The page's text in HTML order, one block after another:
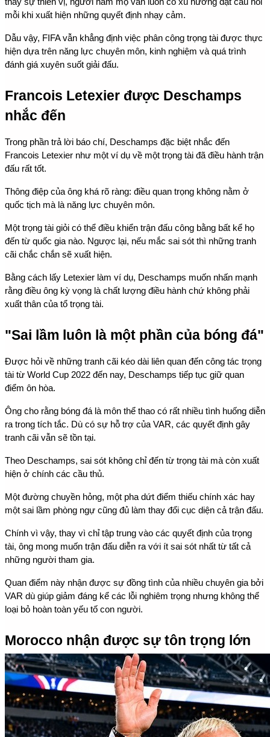
mỗi khi xuất hiện những quyết định nhạy cảm.
Dẫu vậy, FIFA vẫn khẳng định việc phân công trọng tài được thực
hiện dựa trên năng lực chuyên môn, kinh nghiệm và quá trình
đánh giá xuyên suốt giải đấu.
Francois Letexier được Deschamps
nhắc đến
Trong phần trả lời báo chí, Deschamps đặc biệt nhắc đến
Francois Letexier như một ví dụ về một trọng tài đã điều hành trận
đấu rất tốt.
Thông điệp của ông khá rõ ràng: điều quan trọng không nằm ở
quốc tịch mà là năng lực chuyên môn.
Một trọng tài giỏi có thể điều khiển trận đấu công bằng bất kể họ
đến từ quốc gia nào. Ngược lại, nếu mắc sai sót thì những tranh
cãi chắc chắn sẽ xuất hiện.
Bằng cách lấy Letexier làm ví dụ, Deschamps muốn nhấn mạnh
rằng điều ông kỳ vọng là chất lượng điều hành chứ không phải
xuất thân của tổ trọng tài.
"Sai lầm luôn là một phần của bóng đá"
Được hỏi về những tranh cãi kéo dài liên quan đến công tác trọng
tài từ World Cup 2022 đến nay, Deschamps tiếp tục giữ quan
điểm ôn hòa.
Ông cho rằng bóng đá là môn thể thao có rất nhiều tình huống diễn
ra trong tích tắc. Dù có sự hỗ trợ của VAR, các quyết định gây
tranh cãi vẫn sẽ tồn tại.
Theo Deschamps, sai sót không chỉ đến từ trọng tài mà còn xuất
hiện ở chính các cầu thủ.
Một đường chuyền hỏng, một pha dứt điểm thiếu chính xác hay
một sai lầm phòng ngự cũng đủ làm thay đổi cục diện cả trận đấu.
Chính vì vậy, thay vì chỉ tập trung vào các quyết định của trọng
tài, ông mong muốn trận đấu diễn ra với ít sai sót nhất từ tất cả
những người tham gia.
Quan điểm này nhận được sự đồng tình của nhiều chuyên gia bởi
VAR dù giúp giảm đáng kể các lỗi nghiêm trọng nhưng không thể
loại bỏ hoàn toàn yếu tố con người.
Morocco nhận được sự tôn trọng lớn